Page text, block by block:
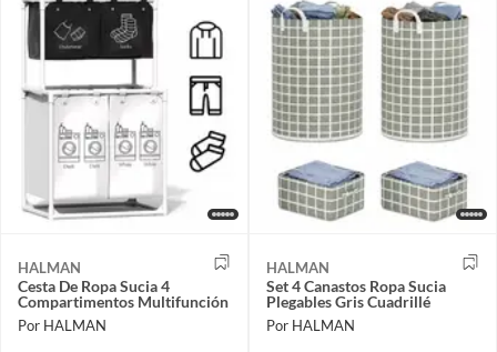
HALMAN
Cesta De Ropa Sucia 4
Compartimentos Multifunción
Por HALMAN
HALMAN
Set 4 Canastos Ropa Sucia
Plegables Gris Cuadrillé
Por HALMAN